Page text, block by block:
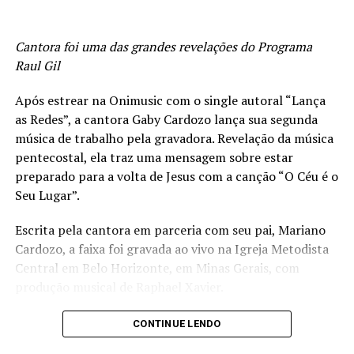
“Mel é um dos nomes mais respeitados do segmento
cristão e construirmos, junto com ela, esse novo
responsabilidade e uma honra. Somos muito gratos à
Deus por este privilégio”, comemora.
Cristina, que acaba de celebrar seu aniversário, enxerga
essa parceria como um novo tempo de Deus para sua
vida e ministério. “Deus é muito bom. Me deu de
meu Ministério e minhas canções. São amigos queridos e
parceiros que O Senhor uniu com o propósito de
levarmos mensagem de paz e salvação à todos os
tempo está começando. Tenho muita energia e muita
força para trabalhar. Que Deus nos use para Sua Glória!”,
Cantora foi uma das grandes revelações do Programa
Raul Gil
Após estrear na Onimusic com o single autoral “Lança
as Redes”, a cantora Gaby Cardozo lança sua segunda
música de trabalho pela gravadora. Revelação da música
pentecostal, ela traz uma mensagem sobre estar
preparado para a volta de Jesus com a canção “O Céu é o
Seu Lugar”.
Escrita pela cantora em parceria com seu pai, Mariano
Cardozo, a faixa foi gravada ao vivo na Igreja Metodista
Central em Belo Horizonte, em Minas Gerais, com
– Essa canção nasceu em um dos momentos mais difíceis
que passei em São Paulo. Não víamos uma saída e
CONTINUE LENDO